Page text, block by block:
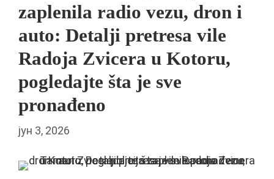
zaplenila radio vezu, dron i
auto: Detalji pretresa vile
Radoja Zvicera u Kotoru,
pogledajte šta je sve
pronađeno
јун 3, 2026